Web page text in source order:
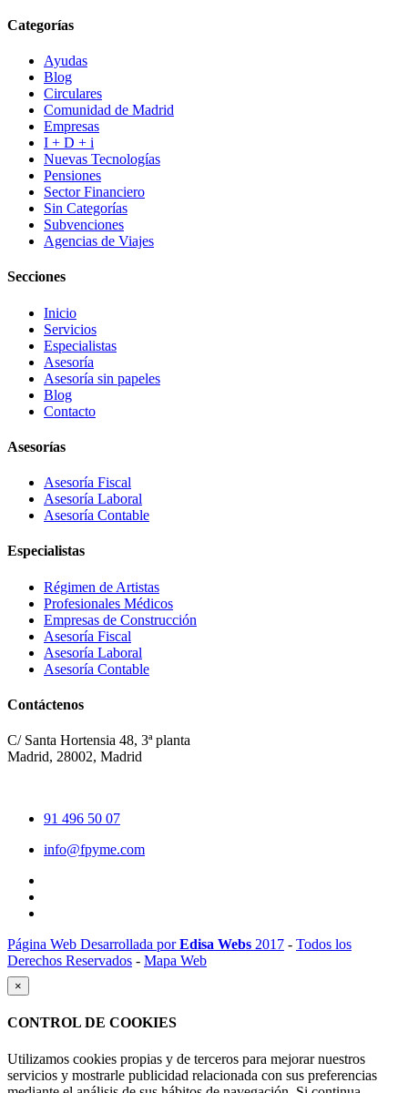
Categorías
Ayudas
Blog
Circulares
Comunidad de Madrid
Empresas
I + D + i
Nuevas Tecnologías
Pensiones
Sector Financiero
Sin Categorías
Subvenciones
Agencias de Viajes
Secciones
Inicio
Servicios
Especialistas
Asesoría
Asesoría sin papeles
Blog
Contacto
Asesorías
Asesoría Fiscal
Asesoría Laboral
Asesoría Contable
Especialistas
Régimen de Artistas
Profesionales Médicos
Empresas de Construcción
Asesoría Fiscal
Asesoría Laboral
Asesoría Contable
Contáctenos
C/ Santa Hortensia 48, 3ª planta
Madrid, 28002, Madrid
91 496 50 07
info@fpyme.com
Página Web Desarrollada porEdisa Webs 2017 - Todos los
Derechos Reservados - Mapa Web
×
CONTROL DE COOKIES
Utilizamos cookies propias y de terceros para mejorar nuestros
servicios y mostrarle publicidad relacionada con sus preferencias